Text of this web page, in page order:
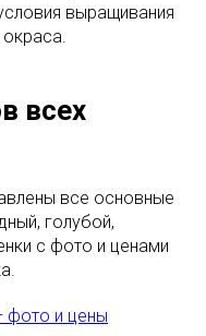
выращивания
всех
все основные
голубой,
с фото и ценами
фото и цены